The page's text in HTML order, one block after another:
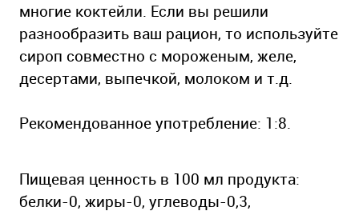
многие коктейли. Если вы решили
разнообразить ваш рацион, то используйте
сироп совместно с мороженым, желе,
десертами, выпечкой, молоком и т.д.
Рекомендованное употребление: 1:8.
Пищевая ценность в 100 мл продукта:
белки-0, жиры-0, углеводы-0,3,